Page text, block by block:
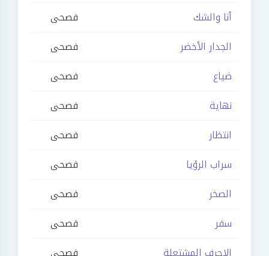
أنا والشك
فصحى
الجدار الأخضر
فصحى
ضياع
فصحى
نهاية
فصحى
انتظار
فصحى
سراب الرؤيا
فصحى
الصخر
فصحى
سفر
فصحى